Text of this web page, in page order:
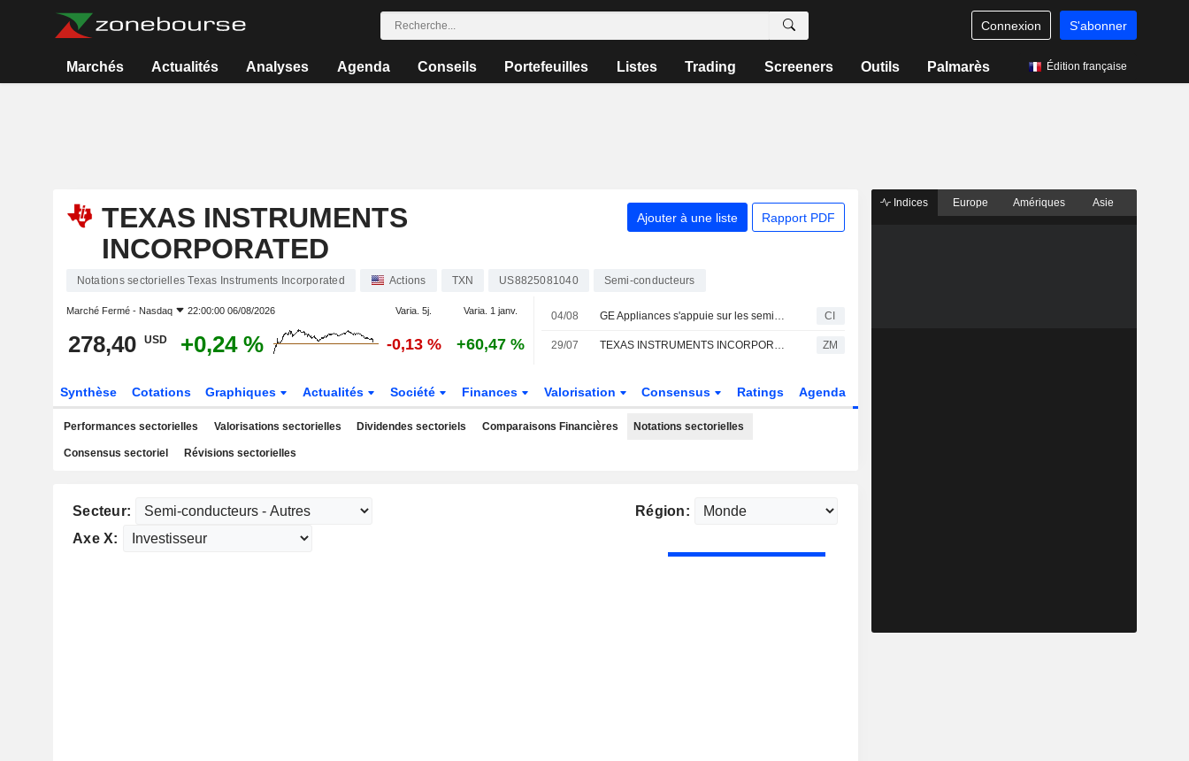
Connexion S'abonner
Marchés Actualités Analyses Agenda Conseils Portefeuilles Listes Trading Screeners Outils Palmarès Édition française
TEXAS INSTRUMENTS
INCORPORATED
Ajouter à une liste Rapport PDF
Notations sectorielles Texas Instruments Incorporated Actions TXN US8825081040 Semi-conducteurs
Marché Fermé - Nasdaq 22:00:00 06/08/2026 Varia. 5j. Varia. 1 janv.
278,40 USD +0,24 % -0,13 % +60,47 %
04/08 GE Appliances s'appuie sur les semi-conducteurs de Texas Instruments pour ses appareils connectés de nouvelle génération fabriqués aux États-Unis CI
29/07 TEXAS INSTRUMENTS INCORPORATED : Arete relève à l'achat ZM
Synthèse Cotations Graphiques Actualités Société Finances Valorisation Consensus Ratings Agenda
Performances sectorielles Valorisations sectorielles Dividendes sectoriels Comparaisons Financières Notations sectorielles
Consensus sectoriel Révisions sectorielles
Secteur:
Région:
Axe X:
Indices Europe Amériques Asie